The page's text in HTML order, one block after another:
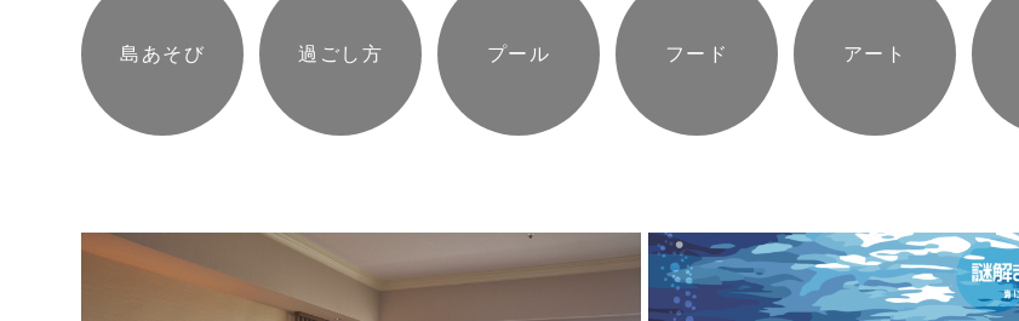
クラブラウンジ
ショップ
アメニティベース
ジャングリア沖縄
オフィシャル・パートナー・ホテル
プールサイドBBQ
クラブラウンジ
レストランメニュー
SEARCH
島あそび 過ごし方 プール フード アート